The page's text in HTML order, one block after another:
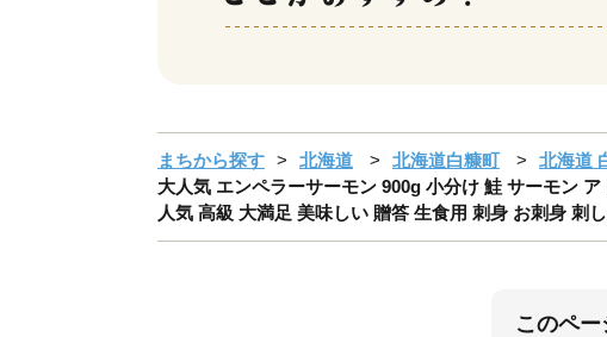
まちから探す 北海道 北海道白糠町
北海道
大人気 エンペラーサーモン 900g 小分け 鮭 サーモン
人気 高級 大満足 美味しい 贈答 生食用 刺身 お刺身 刺
このペ